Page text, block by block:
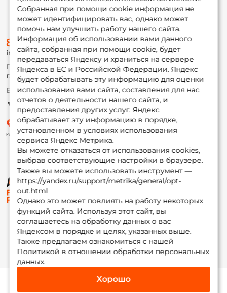
Собранная при помощи cookie информация не
может идентифицировать вас, однако может
помочь нам улучшить работу нашего сайта.
Информация об использовании вами данного
сайта, собранная при помощи cookie, будет
передаваться Яндексу и храниться на сервере
Яндекса в ЕС и Российской Федерации. Яндекс
будет обрабатывать эту информацию для оценки
использования вами сайта, составления для нас
отчетов о деятельности нашего сайта, и
предоставления других услуг. Яндекс
обрабатывает эту информацию в порядке,
установленном в условиях использования
сервиса Яндекс Метрика.
Вы можете отказаться от использования cookies,
выбрав соответствующие настройки в браузере.
Также вы можете использовать инструмент —
https://yandex.ru/support/metrika/general/opt-
out.html
Однако это может повлиять на работу некоторых
функций сайта. Используя этот сайт, вы
соглашаетесь на обработку данных о вас
Яндексом в порядке и целях, указанных выше.
Также предлагаем ознакомиться с нашей
Политикой в отношении обработки персональных
данных.
Хорошо
© ФоксФишинг, 2009-2026
Информация
О магазине
Доставка
Оплата
Fox-bonus
Гуру
Партнерская программа
8 (495) 532-77-88
info@foxfishing.ru
По вопросам с заказом
г. Москва, ул. Плеханова д.7
Ежедневно 10:00 до 20:00